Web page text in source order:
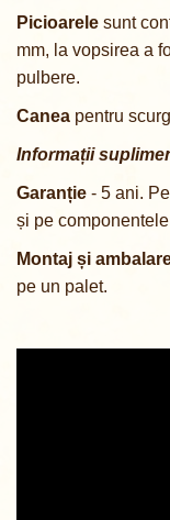
Picioarele sunt
mm, la vopsirea a
pulbere.
Canea pentru
Informații
Garanție - 5 ani.
și pe
Montaj și
pe un palet.